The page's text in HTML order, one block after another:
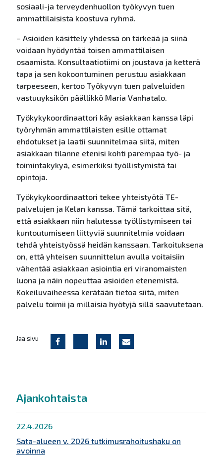
sosiaali-ja terveydenhuollon työkyvyn tuen
ammattilaisista koostuva ryhmä.
– Asioiden käsittely yhdessä on tärkeää ja siinä
voidaan hyödyntää toisen ammattilaisen
osaamista. Konsultaatiotiimi on joustava ja ketterä
tapa ja sen kokoontuminen perustuu asiakkaan
tarpeeseen, kertoo Työkyvyn tuen palveluiden
vastuuyksikön päällikkö Maria Vanhatalo.
Työkykykoordinaattori käy asiakkaan kanssa läpi
työryhmän ammattilaisten esille ottamat
ehdotukset ja laatii suunnitelmaa siitä, miten
asiakkaan tilanne etenisi kohti parempaa työ- ja
toimintakykyä, esimerkiksi työllistymistä tai
opintoja.
Työkykykoordinaattori tekee yhteistyötä TE-
palvelujen ja Kelan kanssa. Tämä tarkoittaa sitä,
että asiakkaan niin halutessa työllistymiseen tai
kuntoutumiseen liittyviä suunnitelmia voidaan
tehdä yhteistyössä heidän kanssaan. Tarkoituksena
on, että yhteisen suunnittelun avulla voitaisiin
vähentää asiakkaan asiointia eri viranomaisten
luona ja näin nopeuttaa asioiden etenemistä.
Kokeiluvaiheessa kerätään tietoa siitä, miten
palvelu toimii ja millaisia hyötyjä sillä saavutetaan.
Jaa sivu
Ajankohtaista
22.4.2026
Sata-alueen v. 2026 tutkimusrahoitushaku on
avoinna